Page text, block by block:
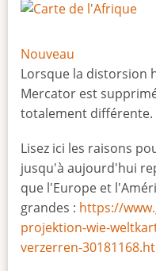
Nouveau
Lorsque la distorsion
Mercator est
totalement différente.
Lisez ici les raisons
jusqu'à aujourd'hui
que l'Europe et
grandes : https://
projektion-wie-
verzerren-